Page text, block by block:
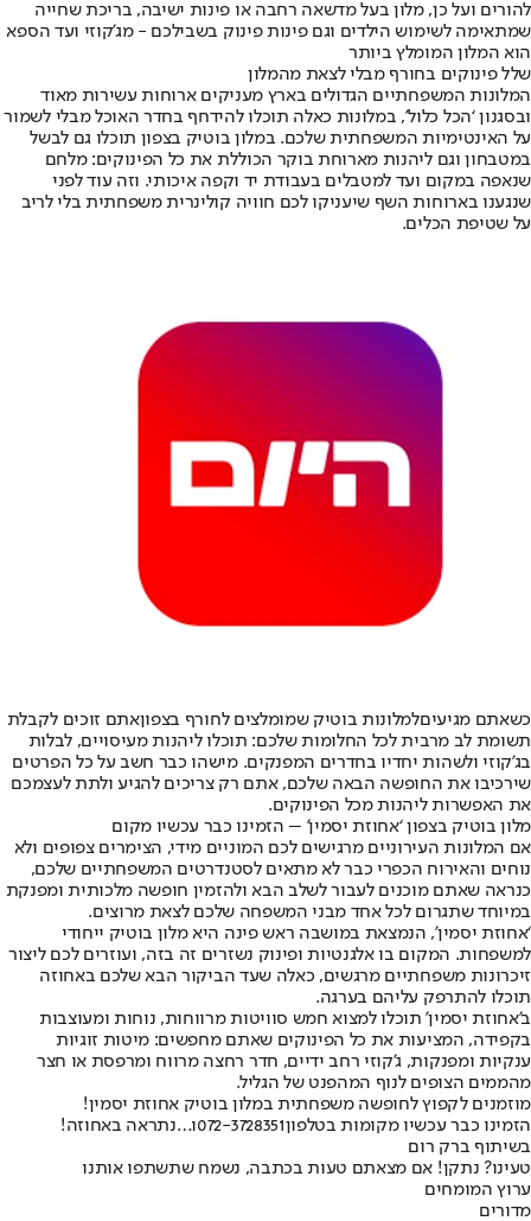
להורים ועל כן, מלון בעל מדשאה רחבה או פינות ישיבה, בריכת שחייה
שמתאימה לשימוש הילדים וגם פינות פינוק בשבילכם - מג’קוזי ועד הספא
הוא המלון המומלץ ביותר
שלל פינוקים בחורף מבלי לצאת מהמלון
המלונות המשפחתיים הגדולים בארץ מעניקים ארוחות עשירות מאוד
ובסגנון ‘הכל כלול’, במלונות כאלה תוכלו להידחף בחדר האוכל מבלי לשמור
על האינטימיות המשפחתית שלכם. במלון בוטיק בצפון תוכלו גם לבשל
במטבחון וגם ליהנות מארוחת בוקר הכוללת את כל הפינוקים: מלחם
שנאפה במקום ועד למטבלים בעבודת יד וקפה איכותי. וזה עוד לפני
שנגענו בארוחות השף שיעניקו לכם חוויה קולינרית משפחתית בלי לריב
על שטיפת הכלים.
כשאתם מגיעיםלמלונות בוטיק שמומלצים לחורף בצפוןאתם זוכים לקבלת
תשומת לב מרבית לכל החלומות שלכם: תוכלו ליהנות מעיסויים, לבלות
בג’קוזי ולשהות יחדיו בחדרים המפנקים. מישהו כבר חשב על כל הפרטים
שירכיבו את החופשה הבאה שלכם, אתם רק צריכים להגיע ולתת לעצמכם
את האפשרות ליהנות מכל הפינוקים.
מלון בוטיק בצפון ‘אחוזת יסמין’ – הזמינו כבר עכשיו מקום
אם המלונות העירוניים מרגישים לכם המוניים מידי, הצימרים צפופים ולא
נוחים והאירוח הכפרי כבר לא מתאים לסטנדרטים המשפחתיים שלכם,
כנראה שאתם מוכנים לעבור לשלב הבא ולהזמין חופשה מלכותית ומפנקת
במיוחד שתגרום לכל אחד מבני המשפחה שלכם לצאת מרוצים.
‘אחוזת יסמין’, הנמצאת במושבה ראש פינה היא מלון בוטיק ייחודי
למשפחות. המקום בו אלגנטיות ופינוק נשזרים זה בזה, ועוזרים לכם ליצור
זיכרונות משפחתיים מרגשים, כאלה שעד הביקור הבא שלכם באחוזה
תוכלו להתרפק עליהם בערגה.
ב’אחוזת יסמין’ תוכלו למצוא חמש סוויטות מרווחות, נוחות ומעוצבות
בקפידה, המציעות את כל הפינוקים שאתם מחפשים: מיטות זוגיות
ענקיות ומפנקות, ג’קוזי רחב ידיים, חדר רחצה מרווח ומרפסת או חצר
מהממים הצופים לנוף המהפנט של הגליל.
מוזמנים לקפוץ לחופשה משפחתית במלון בוטיק אחוזת יסמין!
הזמינו כבר עכשיו מקומות בטלפון072-3728351ו…נתראה באחוזה!
בשיתוף ברק רום
טעינו? נתקן! אם מצאתם טעות בכתבה, נשמח שתשתפו אותנו
ערוץ המומחים
מדורים